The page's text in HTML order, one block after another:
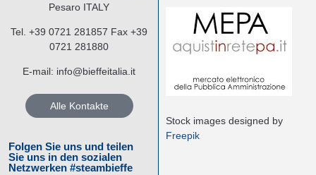
Pesaro ITALY
Tel. +39 0721 281857 Fax +39
0721 281880
E-mail: info@bieffeitalia.it
Alle Kontakte
Folgen Sie uns und teilen
Sie uns in den sozialen
Netzwerken #steambieffe
Stock images designed by
Freepik